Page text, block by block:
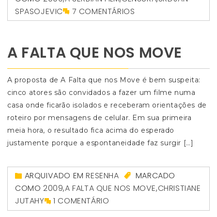
SPASOJEVIC
7 COMENTÁRIOS
A FALTA QUE NOS MOVE
A proposta de A Falta que nos Move é bem suspeita:
cinco atores são convidados a fazer um filme numa
casa onde ficarão isolados e receberam orientações de
roteiro por mensagens de celular. Em sua primeira
meia hora, o resultado fica acima do esperado
justamente porque a espontaneidade faz surgir […]
ARQUIVADO EMRESENHA
MARCADO
COMO 2009,A FALTA QUE NOS MOVE,CHRISTIANE
JUTAHY
1 COMENTÁRIO